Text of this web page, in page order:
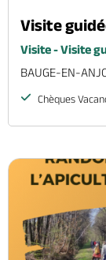
Visite
Visite - Visite
BAUGE-EN-
Chèques